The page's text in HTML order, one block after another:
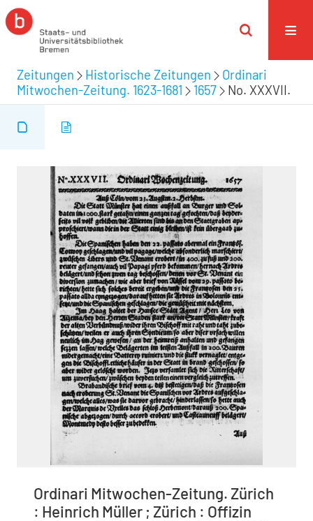
Zeitungen Historische Zeitungen
Ordinari
Mitwochen-Zeitung. 1623-1681
1657 No. XXXVII.
Ordinari Mitwochen-Zeitung. Zürich
: Heinrich Müller ; Zürich : Offizin